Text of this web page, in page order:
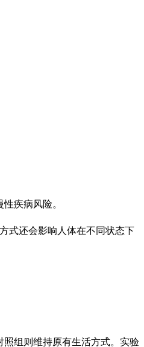
疾病风险。
式还会影响人体在不同状态下
组则维持原有生活方式。实验